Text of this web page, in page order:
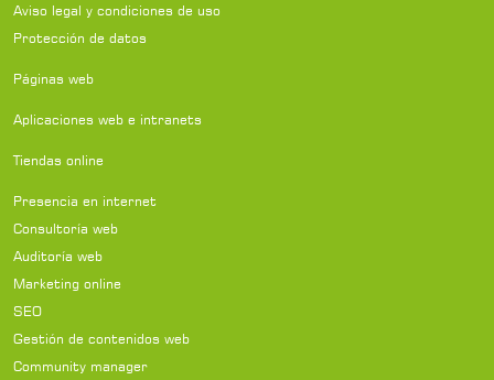
Aviso legal y condiciones de uso
Protección de datos
Páginas web
Aplicaciones web e intranets
Tiendas online
Presencia en internet
Consultoría web
Auditoría web
Marketing online
SEO
Gestión de contenidos web
Community manager